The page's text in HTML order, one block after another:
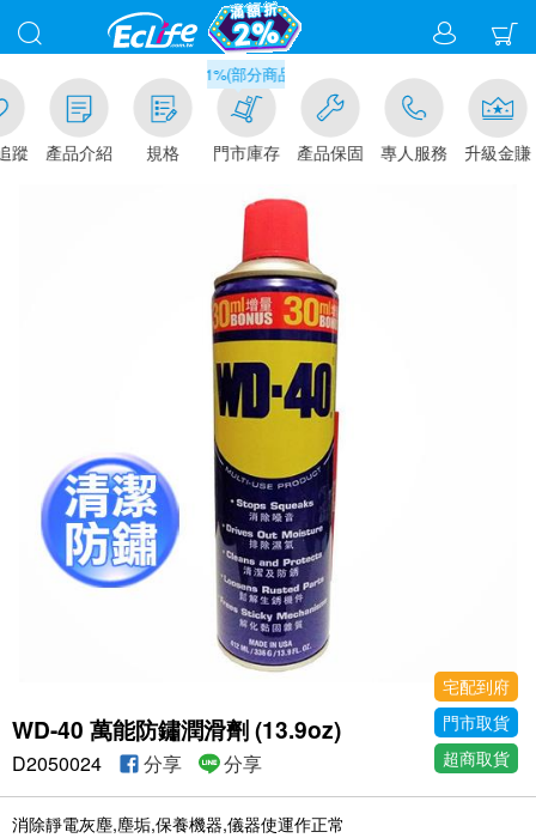
蹤 產品介紹 規格
滿千元門市取貨現折1%(部分商品不適用)-請點我看
門市庫存 產品保固 專人服務 升級金賺
WD-40 萬能防鏽潤滑劑 (13.9oz)
宅配到府
門市取貨
超商取貨
D2050024 分享 分享
消除靜電灰塵,塵垢,保養機器,儀器使運作正常